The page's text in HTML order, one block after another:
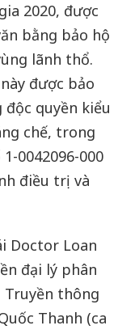
2020, được
bằng bảo hộ
lãnh thổ.
được bảo
quyền kiểu
chế, trong
0042096-000
điều trị và
Doctor Loan
đại lý phân
Truyền thông
Thanh (ca